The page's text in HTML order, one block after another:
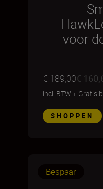
voor
€ 189,00€
incl. BTW + Gratis
SHOPPEN
Bespaar